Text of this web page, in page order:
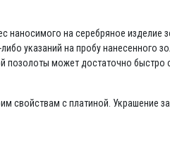
на серебряное изделие
указаний на пробу нанесенного
может достаточно быстро
свойствам с платиной. Украшение